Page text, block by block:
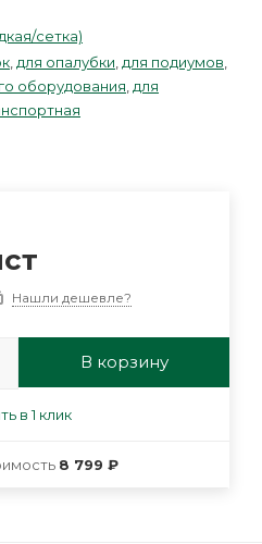
сетка)
для опалубки для подиумов
оборудования для
Нашли дешевле?
В корзину
в 1 клик
8 799 ₽